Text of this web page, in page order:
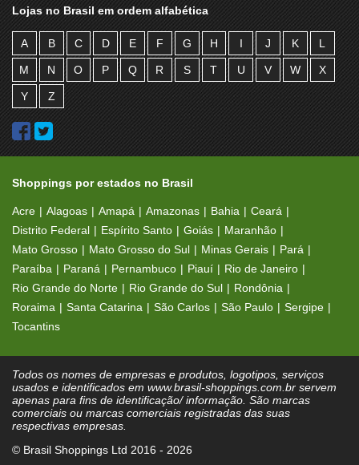
Lojas no Brasil em ordem alfabética
A B C D E F G H I J K L
M N O P Q R S T U V W X
Y Z
Shoppings por estados no Brasil
Acre Alagoas Amapá Amazonas Bahia
Ceará
Distrito Federal
Espírito Santo Goiás
Maranhão
Mato Grosso
Mato Grosso do Sul Minas Gerais
Pará
Paraíba
Paraná Pernambuco Piauí
Rio de Janeiro
Rio Grande do Norte
Rio Grande do Sul
Rondônia
Roraima
Santa Catarina São Carlos São Paulo
Sergipe
Tocantins
Todos os nomes de empresas e produtos, logotipos, serviços
usados e identificados em www.brasil-shoppings.com.br servem
apenas para fins de identificação/ informação. São marcas
comerciais ou marcas comerciais registradas das suas
respectivas empresas.
© Brasil Shoppings Ltd 2016 - 2026